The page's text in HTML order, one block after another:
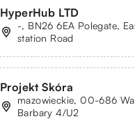
HyperHub LTD
-, BN26 6EA Polegate,
station Road
Projekt Skóra
mazowieckie, 00-686
Barbary 4/U2